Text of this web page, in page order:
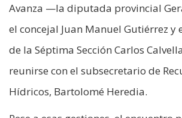
Avanza —la diputada provincial
el concejal Juan Manuel Gutiérrez
de la Séptima Sección Carlos
reunirse con el subsecretario de
Hídricos, Bartolomé Heredia.